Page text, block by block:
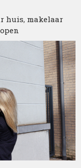
huis, makelaar